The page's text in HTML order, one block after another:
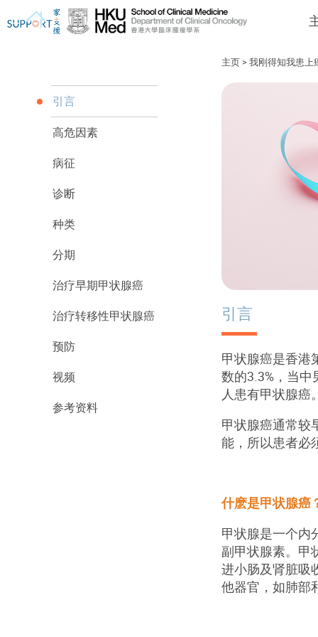
我刚得知我患上癌症... 让我们与你并肩而行。
主页> 我刚得知我患上
引言
高危因素
病征
诊断
种类
分期
治疗早期甲状腺癌
治疗转移性甲状腺癌
预防
视频
参考资料
引言
甲状腺癌是香港
数的3.3%，当
人患有甲状腺癌
甲状腺癌通常较
能，所以患者必
什麽是甲状腺癌
甲状腺是一个内
副甲状腺素。甲
进小肠及肾脏吸
他器官，如肺部